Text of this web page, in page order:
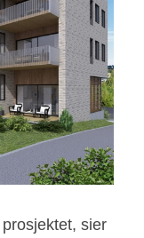
sier